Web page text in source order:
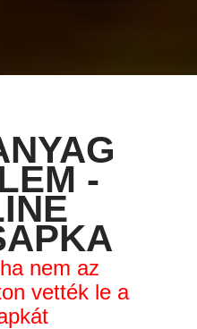
-
nem az
vették le a